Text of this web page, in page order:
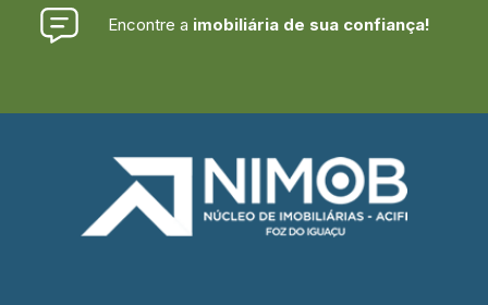
Encontre a imobiliária de sua confiança!